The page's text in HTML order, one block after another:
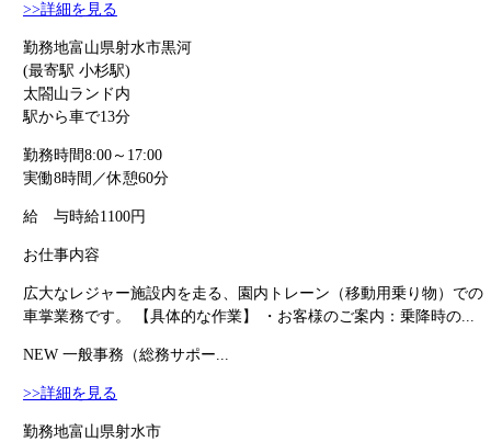
>>詳細を見る
勤務地富山県射水市黒河
(最寄駅 小杉駅)
太閤山ランド内
駅から車で13分
勤務時間8:00～17:00
実働8時間／休憩60分
給 与時給1100円
お仕事内容
広大なレジャー施設内を走る、園内トレーン（移動用乗り物）での
車掌業務です。 【具体的な作業】 ・お客様のご案内：乗降時の...
NEW一般事務（総務サポー...
>>詳細を見る
勤務地富山県射水市